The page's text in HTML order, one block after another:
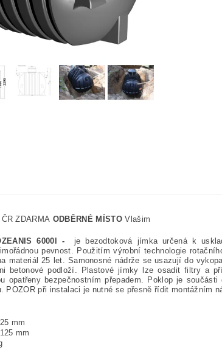
ZDARMA ODBĚRNÉ MÍSTOVlašim
6000l - je bezodtoková jímka určená k
pevnost. Použitím výrobní technologie
materiál 25 let. Samonosné nádrže se usazují do
betonové podloží. Plastové jímky lze osadit filtry a
opatřeny bezpečnostním přepadem. Poklop je
POZOR při instalaci je nutné se přesně řídit montážním
mm
mm